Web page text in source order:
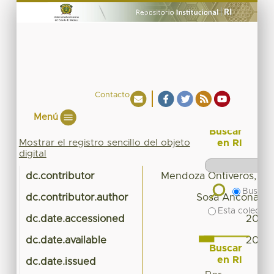
Contacto
Menú
Mostrar el registro sencillo del objeto
digital
dc.contributor Mendoza Ontiveros,
dc.contributor.author Sosa Ancona,
dc.date.accessioned
dc.date.available
dc.date.issued
Buscar
en RI
Buscar
Esta
Buscar
en RI